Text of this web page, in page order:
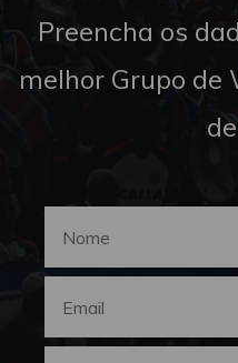
Preencha os
melhor Grupo de